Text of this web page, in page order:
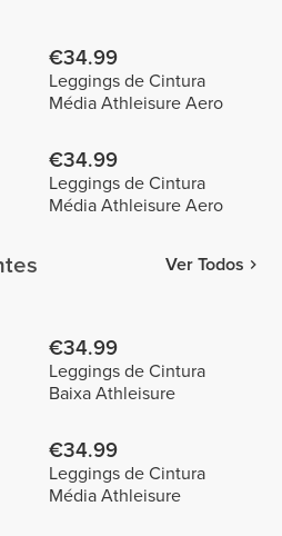
€34.99
Leggings de Cintura
Média Athleisure Aero
€34.99
Leggings de Cintura
Média Athleisure Aero
Ver Todos
€34.99
Leggings de Cintura
Baixa Athleisure
€34.99
Leggings de Cintura
Média Athleisure